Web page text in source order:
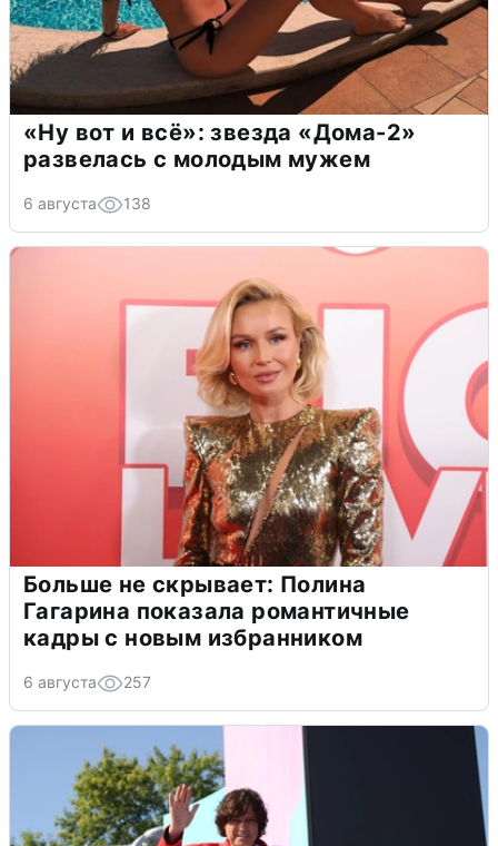
«Ну вот и всё»: звезда «Дома-2»
развелась с молодым мужем
6 августа 138
Больше не скрывает: Полина
Гагарина показала романтичные
кадры с новым избранником
6 августа 257